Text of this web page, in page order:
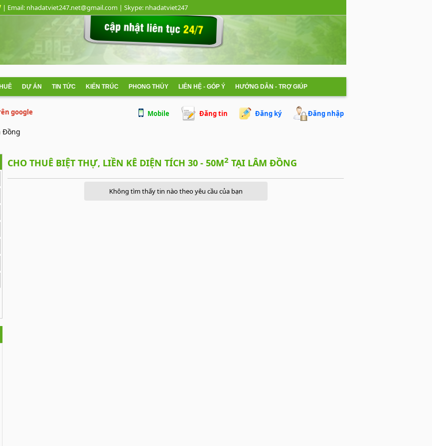
| Email: nhadatviet247.net@gmail.com | Skype: nhadatviet247
DỰ ÁN TIN TỨC KIẾN TRÚC PHONG THỦY LIÊN HỆ - GÓP Ý HƯỚNG DẪN - TRỢ GIÚP
google Mobile Đăng tin Đăng ký Đăng nhập
Đồng
CHO THUÊ BIỆT THỰ, LIỀN KÊ DIỆN TÍCH 30 - 50M2 TẠI LÂM ĐỒNG
Không tìm thấy tin nào theo yêu cầu của bạn